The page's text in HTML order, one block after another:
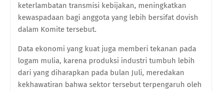
keterlambatan transmisi kebijakan, meningkatkan
kewaspadaan bagi anggota yang lebih bersifat dovish
dalam Komite tersebut.
Data ekonomi yang kuat juga memberi tekanan pada
logam mulia, karena produksi industri tumbuh lebih
dari yang diharapkan pada bulan Juli, meredakan
kekhawatiran bahwa sektor tersebut terpengaruh oleh